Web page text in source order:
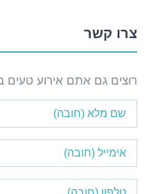
צרו קשר
רוצים גם אתם אירוע טעים